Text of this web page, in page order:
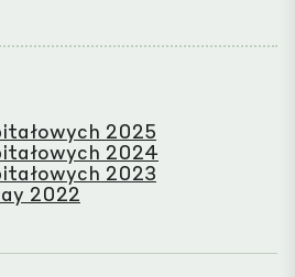
2025
2024
2023
2022